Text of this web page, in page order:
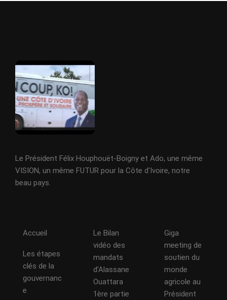
Le Président Félix Houphouët-Boigny et Ado, une même
VISION, un même FUTUR pour la Côte d'Ivoire, notre
beau pays.
Accueil
Les étapes
clés de la
gouvernanc
e
Le Bilan
vidéo des
mandats
d’Alassane
Ouattara
1ère partie
Giga
meeting de
soutien du
monde
agricole au
Président